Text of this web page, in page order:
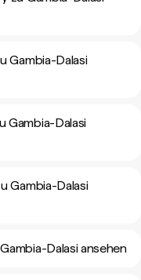
Gambia-Dalasi
Gambia-Dalasi
Gambia-Dalasi
Dalasi ansehen